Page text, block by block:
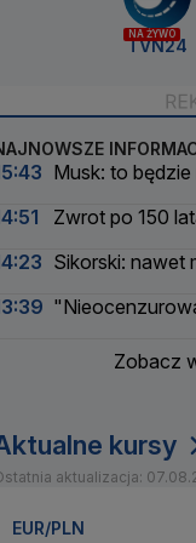
NA ŻYWO
TVN24
Musk: to
Zwrot po 150
Sikorski: nawet
Zobacz
kursy
aktualizacja:
EUR/PLN